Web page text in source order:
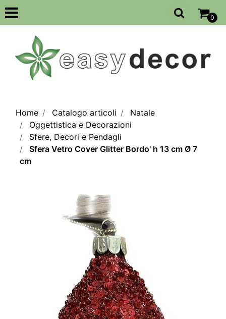
Open
0
Home Catalogo articoli
Natale
Oggettistica e Decorazioni
Sfere, Decori e Pendagli
Sfera Vetro Cover Glitter Bordo' h 13 cm Ø 7
cm